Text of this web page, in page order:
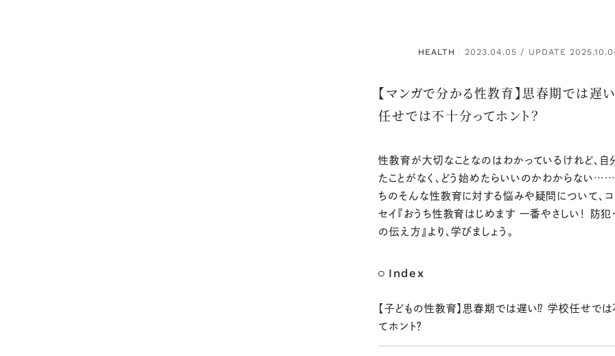
HEALTH ： 2023.04.05 / UPDATE
【マンガで分かる性教育】思春期では遅
任せでは不十分ってホント？
性教育が大切なことなのはわかっているけれど、自
たことがなく、どう始めたらいいのかわからない
ちのそんな性教育に対する悩みや疑問について、コ
セイ『おうち性教育はじめます 一番やさしい！ 防犯
の伝え方』より、学びましょう。
Index
【子どもの性教育】思春期では遅い⁉ 学校任せで
てホント？